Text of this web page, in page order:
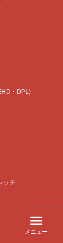
・DPL)
ッチ
メニュー